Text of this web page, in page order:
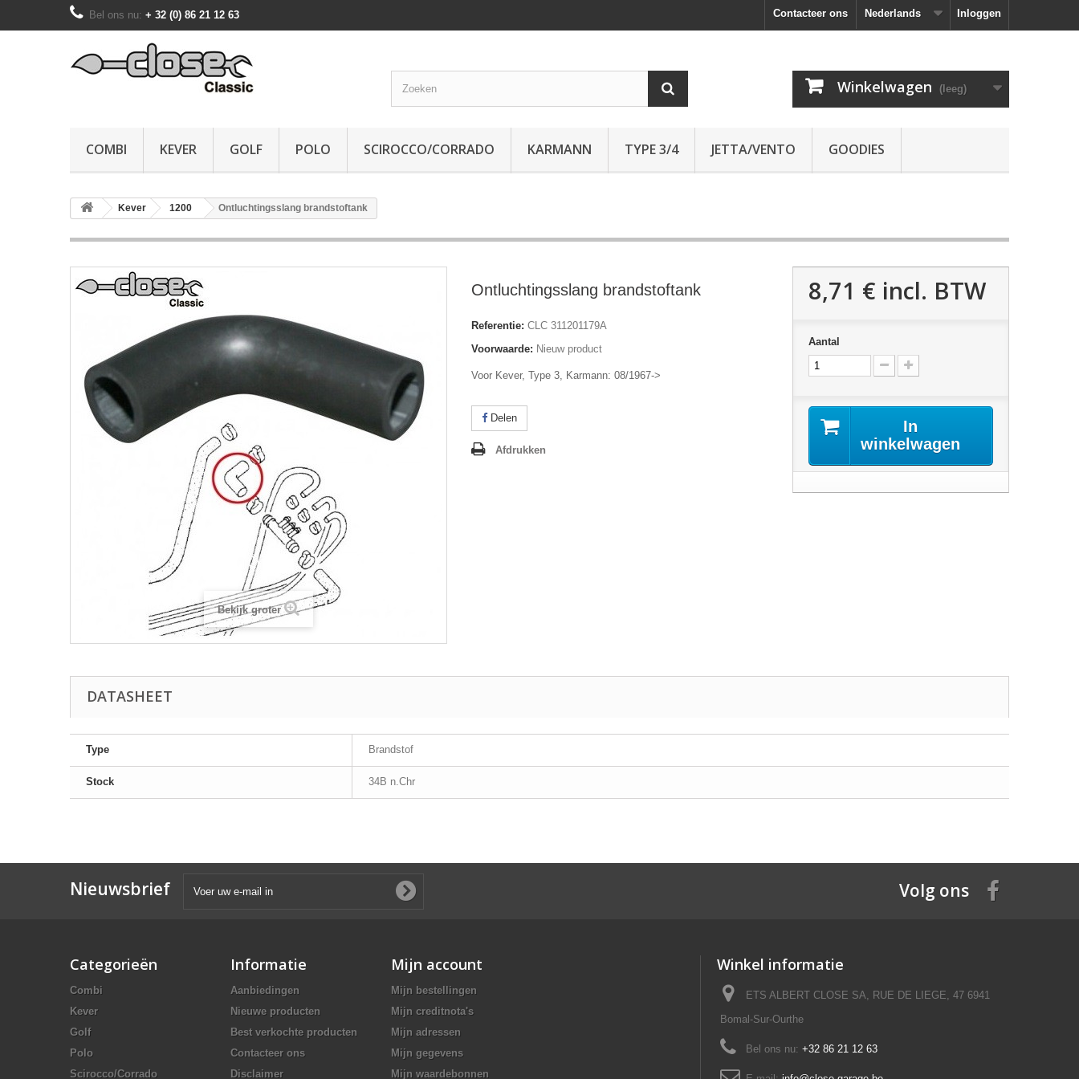
Inloggen
Nederlands
Contacteer ons
Bel ons nu: + 32 (0) 86 21 12 63
Winkelwagen (leeg)
COMBI KEVER GOLF POLO SCIROCCO/CORRADO KARMANN TYPE 3/4 JETTA/VENTO GOODIES
Kever 1200 Ontluchtingsslang brandstoftank
Bekijk groter
Ontluchtingsslang brandstoftank
Referentie: CLC 311201179A
Voorwaarde: Nieuw product
Voor Kever, Type 3, Karmann: 08/1967->
Delen
Afdrukken
8,71 € incl. BTW
Aantal
In
winkelwagen
DATASHEET
Type Brandstof
Stock 34B n.Chr
Nieuwsbrief Volg ons
Categorieën
Combi
Kever
Golf
Polo
Scirocco/Corrado
Informatie
Aanbiedingen
Nieuwe producten
Best verkochte producten
Contacteer ons
Disclaimer
Mijn account
Mijn bestellingen
Mijn creditnota's
Mijn adressen
Mijn gegevens
Mijn waardebonnen
Winkel informatie
ETS ALBERT CLOSE SA, RUE DE LIEGE, 47 6941
Bomal-Sur-Ourthe
Bel ons nu: +32 86 21 12 63